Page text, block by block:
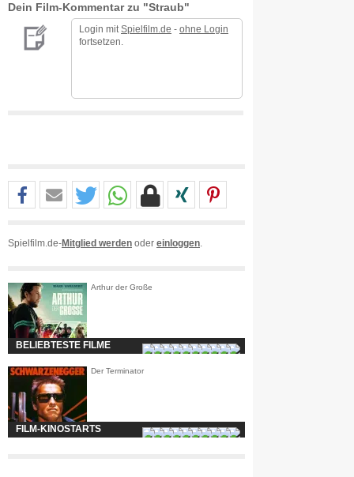
Dein Film-Kommentar zu "Straub"
Login mit Spielfilm.de - ohne Login
fortsetzen.
Spielfilm.de-Mitglied werden oder einloggen
Arthur der Große
BELIEBTESTE FILME
Der Terminator
FILM-KINOSTARTS